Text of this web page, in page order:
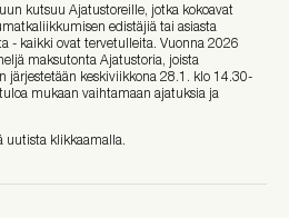
kutsuu Ajatustoreille, jotka kokoavat
edistäjiä tai asiasta
- kaikki ovat tervetulleita. Vuonna 2026
maksutonta Ajatustoria, joista
järjestetään keskiviikkona 28.1. klo 14.30-
mukaan vaihtamaan ajatuksia ja
uutista klikkaamalla.